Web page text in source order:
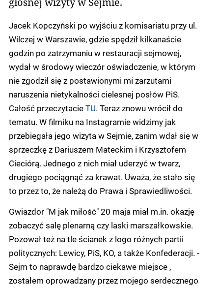
Jacek Kopczyński po wyjściu z komisariatu przy ul.
Wilczej w Warszawie, gdzie spędził kilkanaście
godzin po zatrzymaniu w restauracji sejmowej,
wydał w środowy wieczór oświadczenie, w którym
nie zgodził się z postawionymi mi zarzutami
naruszenia nietykalności cielesnej posłów PiS.
Całość przeczytacieTU. Teraz znowu wrócił do
tematu. W filmiku na Instagramie widzimy jak
przebiegała jego wizyta w Sejmie, zanim wdał się w
sprzeczkę z Dariuszem Mateckim i Krzysztofem
Cieciórą. Jednego z nich miał uderzyć w twarz,
drugiego pociągnąć za krawat. Uważa, że stało się
to przez to, że należą do Prawa i Sprawiedliwości.
Gwiazdor "M jak miłość" 20 maja miał m.in. okazję
zobaczyć salę plenarną czy laski marszałkowskie.
Pozował też na tle ścianek z logo różnych partii
politycznych: Lewicy, PiS, KO, a także Konfederacji. -
Sejm to naprawdę bardzo ciekawe miejsce ,
zostałem oprowadzany przez mojego serdecznego